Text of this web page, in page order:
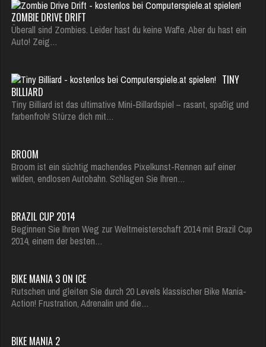
ZOMBIE DRIVE DRIFT
Überall sind Zombies. Leider hast du keine Waffe. Aber du hast ein
Auto! Zeig…
TINY
BILLIARD
Tiny Billiard ist das ultimative Mini-Billardspiel – rasant, spaßig und
farbenfroh! Stürze dich mit…
BROOM
Broom ist ein süchtig machendes Pixelkunst-Rennen auf einer
wilden, endlosen Autobahn. Schlagen Sie Ihren…
BRAZIL CUP 2014
Beginnen Sie Ihren Weg zur Weltmeisterschaft 2014 mit Brazil Cup
2014, einem der besten…
BIKE MANIA 3 ON ICE
Rutschen und gleiten Sie durch 20 Levels klassischer Bike Mania-
Action! Frustration, Adrenalin und die…
BIKE MANIA 2